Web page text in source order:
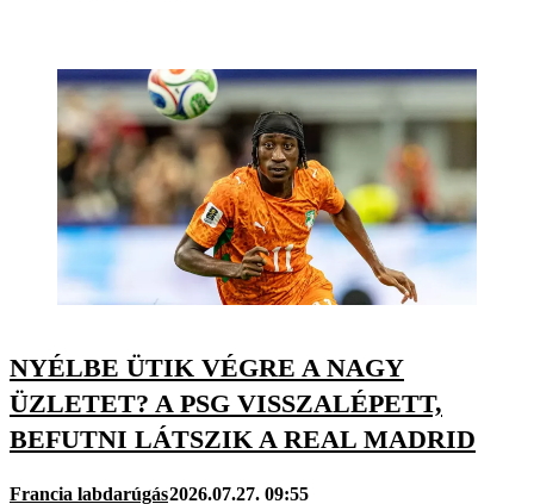
NYÉLBE ÜTIK VÉGRE A NAGY
ÜZLETET? A PSG VISSZALÉPETT,
BEFUTNI LÁTSZIK A REAL MADRID
Francia labdarúgás2026.07.27. 09:55